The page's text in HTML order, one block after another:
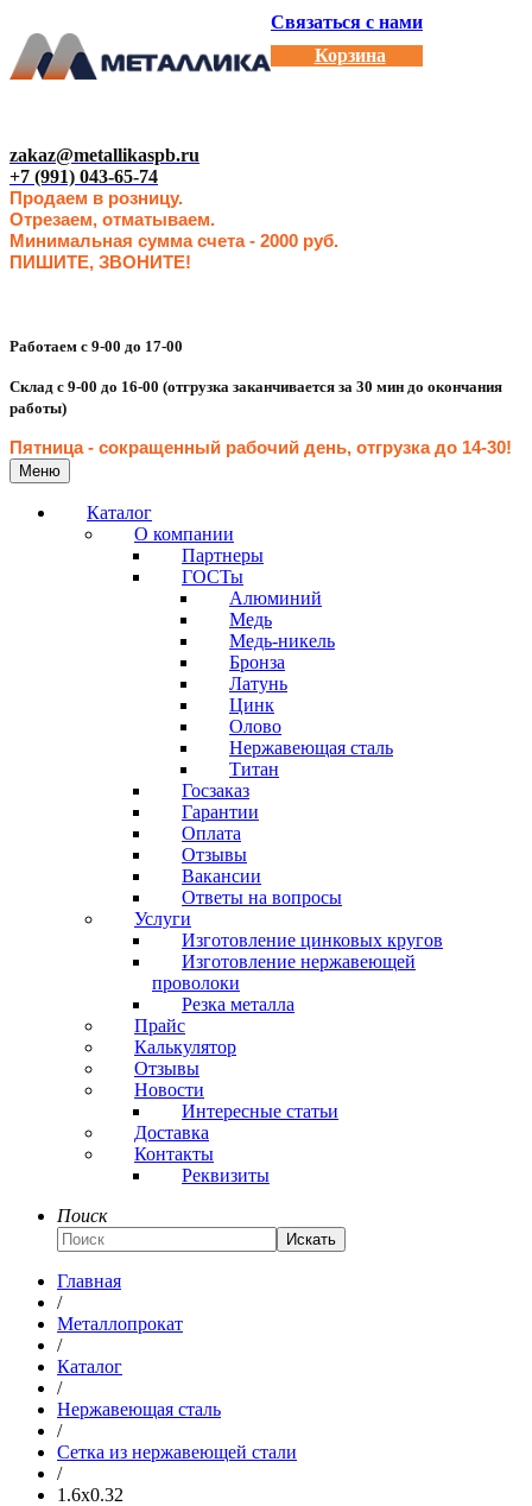
Связаться с нами
Корзина
zakaz@metallikaspb.ru
+7 (991) 043-65-74
Продаем в розницу.
Отрезаем, отматываем.
Минимальная сумма счета - 2000 руб.
ПИШИТЕ, ЗВОНИТЕ!
Работаем с 9-00 до 17-00
Склад с 9-00 до 16-00 (отгрузка заканчивается за 30 мин до окончания
работы)
Пятница - сокращенный рабочий день, отгрузка до 14-30!
Меню
Каталог
О компании
Партнеры
ГОСТы
Алюминий
Медь
Медь-никель
Бронза
Латунь
Цинк
Олово
Нержавеющая сталь
Титан
Госзаказ
Гарантии
Оплата
Отзывы
Вакансии
Ответы на вопросы
Услуги
Изготовление цинковых кругов
Изготовление нержавеющей
проволоки
Резка металла
Прайс
Калькулятор
Отзывы
Новости
Интересные статьи
Доставка
Контакты
Реквизиты
Поиск
Искать
Главная
/
Металлопрокат
/
Каталог
/
Нержавеющая сталь
/
Сетка из нержавеющей стали
/
1.6x0.32